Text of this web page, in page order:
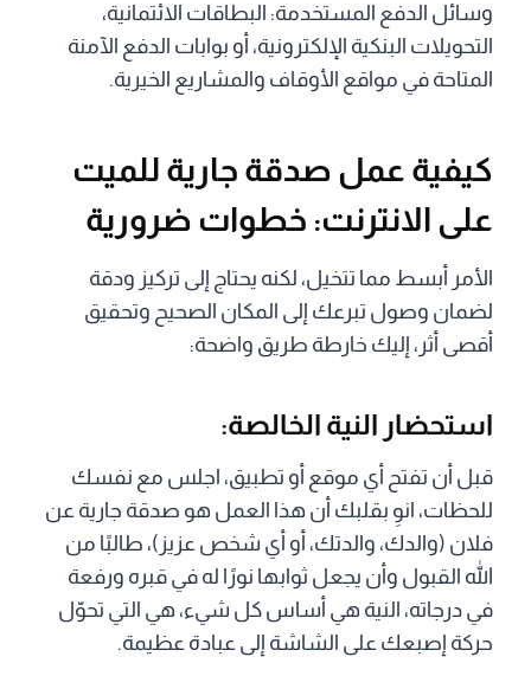
وسائل الدفع المستخدمة: البطاقات الائتمانية،
التحويلات البنكية الإلكترونية، أو بوابات الدفع الآمنة
المتاحة في مواقع الأوقاف والمشاريع الخيرية.
كيفية عمل صدقة جارية للميت
على الانترنت: خطوات ضرورية
الأمر أبسط مما تتخيل، لكنه يحتاج إلى تركيز ودقة
لضمان وصول تبرعك إلى المكان الصحيح وتحقيق
أقصى أثر، إليك خارطة طريق واضحة:
استحضار النية الخالصة:
قبل أن تفتح أي موقع أو تطبيق، اجلس مع نفسك
للحظات، انوِ بقلبك أن هذا العمل هو صدقة جارية عن
فلان (والدك، والدتك، أو أي شخص عزيز)، طالبًا من
الله القبول وأن يجعل ثوابها نورًا له في قبره ورفعة
في درجاته، النية هي أساس كل شيء، هي التي تحوّل
حركة إصبعك على الشاشة إلى عبادة عظيمة.